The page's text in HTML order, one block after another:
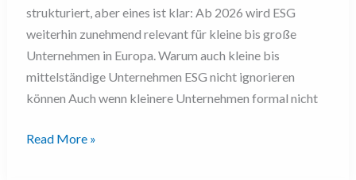
strukturiert, aber eines ist klar: Ab 2026 wird ESG
weiterhin zunehmend relevant für kleine bis große
Unternehmen in Europa. Warum auch kleine bis
mittelständige Unternehmen ESG nicht ignorieren
können Auch wenn kleinere Unternehmen formal nicht
Read More »